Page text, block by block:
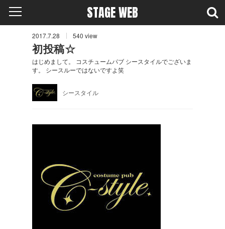
STAGE WEB
2017.7.28 540 view
初投稿☆
はじめまして。 コスチュームパブ シースタイルでございま
す。 シースルーではないですよ笑
シースタイル